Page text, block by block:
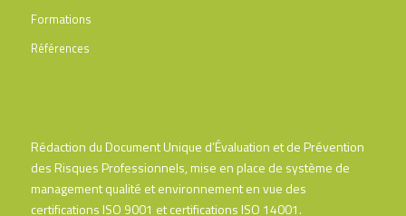
Formations
Références
Rédaction du Document Unique d’Évaluation et de Prévention
des Risques Professionnels, mise en place de système de
management qualité et environnement en vue des
certifications ISO 9001 et certifications ISO 14001.